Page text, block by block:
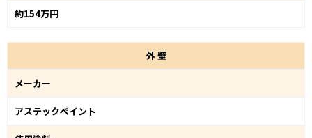
約154万円
外壁
メーカー
アステックペイント